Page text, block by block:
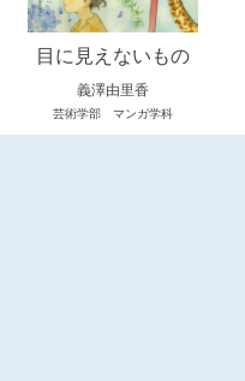
目に見えないもの
義澤由里香
芸術学部 マンガ学科